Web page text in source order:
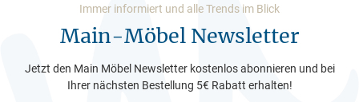
Immer informiert und alle Trends im Blick
Main-Möbel Newsletter
Jetzt den Main Möbel Newsletter kostenlos abonnieren und bei
Ihrer nächsten Bestellung 5€ Rabatt erhalten!